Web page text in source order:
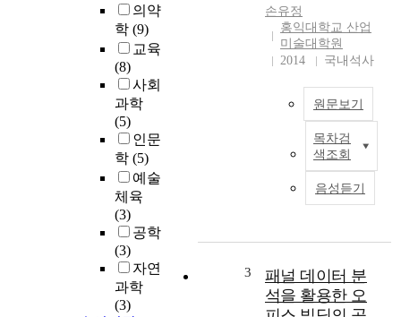
의약
학 (9)
교육
(8)
사회
과학
(5)
인문
학 (5)
예술
체육
(3)
공학
(3)
자연
과학
(3)
손유정
홍익대학교 산업
미술대학원
2014
국내석사
원문보기
목차검
색조회
음성듣기
3
패널 데이터 분
석을 활용한 오